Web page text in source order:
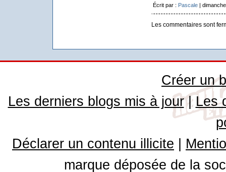
Écrit par : Pascale|
Les commentaires sont
Créer un
Les derniers blogs mis à jour| Les
Déclarer un contenu illicite
marque déposée de la